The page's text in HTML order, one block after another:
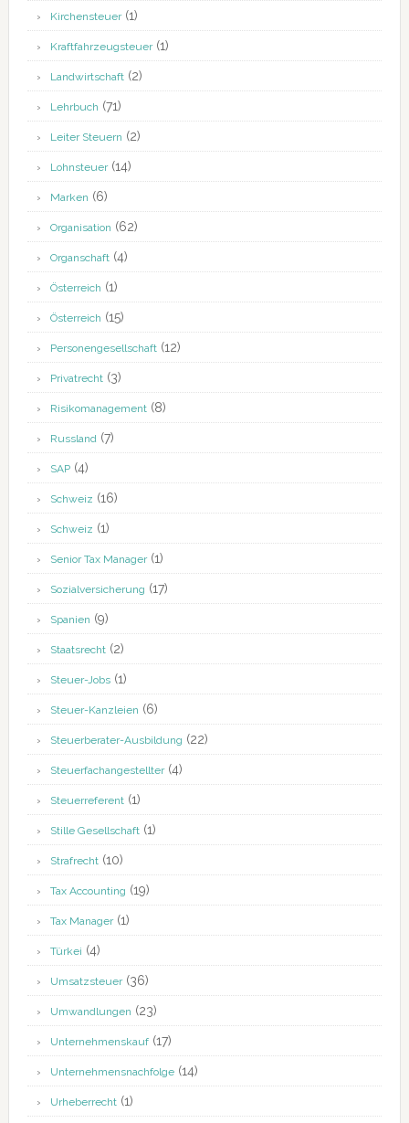
Kirchensteuer(1)
Kraftfahrzeugsteuer(1)
Landwirtschaft(2)
Lehrbuch (71)
Leiter Steuern (2)
Lohnsteuer(14)
Marken (6)
Organisation (62)
Organschaft(4)
Österreich (1)
Österreich (15)
Personengesellschaft(12)
Privatrecht(3)
Risikomanagement(8)
Russland(7)
SAP(4)
Schweiz (16)
Schweiz (1)
Senior Tax Manager(1)
Sozialversicherung (17)
Spanien (9)
Staatsrecht(2)
Steuer-Jobs(1)
Steuer-Kanzleien (6)
Steuerberater-Ausbildung (22)
Steuerfachangestellter(4)
Steuerreferent(1)
Stille Gesellschaft(1)
Strafrecht(10)
Tax Accounting (19)
Tax Manager(1)
Türkei (4)
Umsatzsteuer(36)
Umwandlungen (23)
Unternehmenskauf(17)
Unternehmensnachfolge(14)
Urheberrecht(1)